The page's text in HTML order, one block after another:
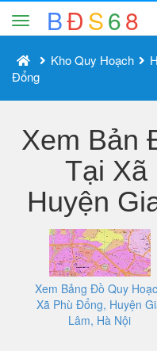
BĐS68
Kho Quy Hoạch
Đổng
Xem Bản
Tại Xã
Huyện
Xem Bảng Đồ Quy
Xã Phù Đổng, Huyện
Lâm, Hà Nội